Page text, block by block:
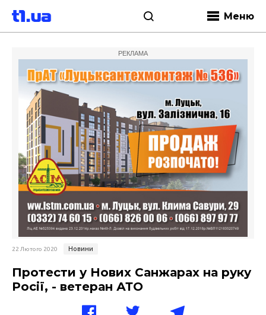
Меню
РЕКЛАМА
22 Лютого 2020 Новини
Протести у Нових Санжарах на руку
Росії, - ветеран АТО